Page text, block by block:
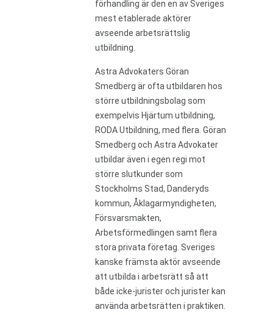
förhandling är den en av Sveriges
mest etablerade aktörer
avseende arbetsrättslig
utbildning.
Astra Advokaters Göran
Smedberg är ofta utbildaren hos
större utbildningsbolag som
exempelvis Hjärtum utbildning,
RODA Utbildning, med flera. Göran
Smedberg och Astra Advokater
utbildar även i egen regi mot
större slutkunder som
Stockholms Stad, Danderyds
kommun, Åklagarmyndigheten,
Försvarsmakten,
Arbetsförmedlingen samt flera
stora privata företag. Sveriges
kanske främsta aktör avseende
att utbilda i arbetsrätt så att
både icke-jurister och jurister kan
använda arbetsrätten i praktiken.